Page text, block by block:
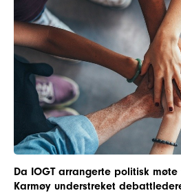
Da IOGT arrangerte politisk
Karmøy understreket